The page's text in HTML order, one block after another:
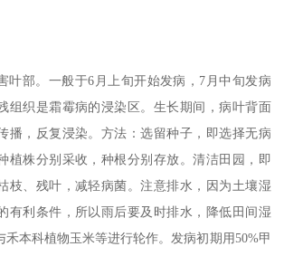
部。一般于6月上旬开始发病，7月中旬发病
组织是霜霉病的浸染区。生长期间，病叶背面
播，反复浸染。方法：选留种子，即选择无病
植株分别采收，种根分别存放。清洁田园，即
枝、残叶，减轻病菌。注意排水，因为土壤湿
有利条件，所以雨后要及时排水，降低田间湿
禾本科植物玉米等进行轮作。发病初期用50%甲